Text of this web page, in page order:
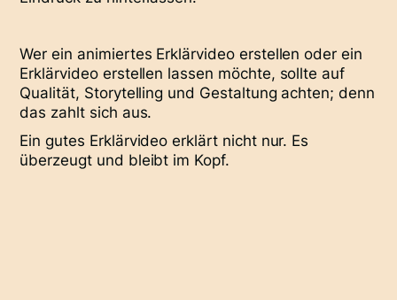
Wer ein animiertes Erklärvideo erstellen oder ein
Erklärvideo erstellen lassen möchte, sollte auf
Qualität, Storytelling und Gestaltung achten; denn
das zahlt sich aus.
Ein gutes Erklärvideo erklärt nicht nur. Es
überzeugt und bleibt im Kopf.